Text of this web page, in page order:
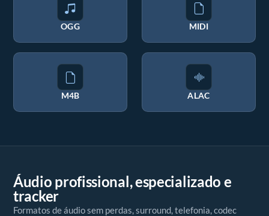
OGG MIDI
M4B ALAC
Áudio profissional, especializado e
tracker
Formatos de áudio sem perdas, surround, telefonia, codec